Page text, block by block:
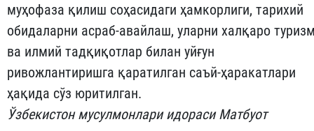
муҳофаза қилиш соҳасидаги ҳамкорлиги, тарихий
обидаларни асраб-авайлаш, уларни халқаро
ва илмий тадқиқотлар билан уйғун
ривожлантиришга қаратилган саъй-ҳаракатлари
ҳақида сўз юритилган.
Ўзбекистон мусулмонлари идораси Матбуот